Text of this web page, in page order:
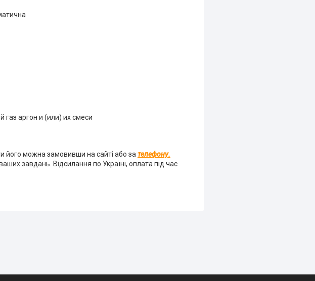
газ аргон и (или) их смеси
його можна замовивши на сайті або за телефону.
завдань. Відсилання по Україні, оплата під час